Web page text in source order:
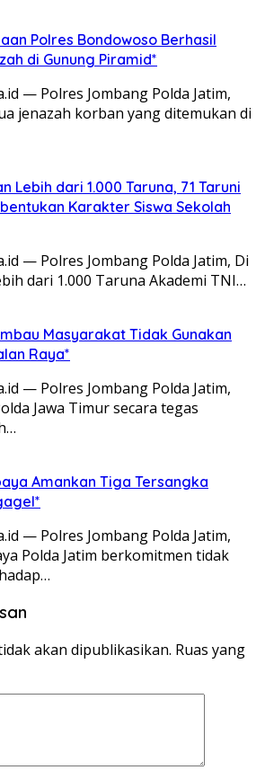
Polres Bondowoso Berhasil
di Gunung Piramid*
— Polres Jombang Polda Jatim,
jenazah korban yang ditemukan di
Lebih dari 1.000 Taruna, 71 Taruni
Karakter Siswa Sekolah
— Polres Jombang Polda Jatim, Di
dari 1.000 Taruna Akademi TNI…
Masyarakat Tidak Gunakan
Raya*
— Polres Jombang Polda Jatim,
Jawa Timur secara tegas
Amankan Tiga Tersangka
— Polres Jombang Polda Jatim,
Polda Jatim berkomitmen tidak
akan dipublikasikan. Ruas yang